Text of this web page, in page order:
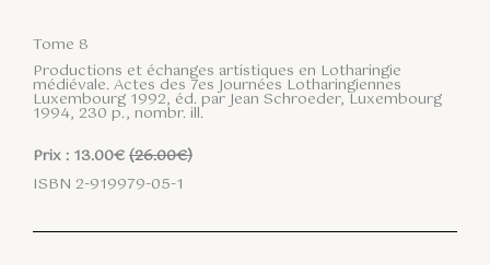
Tome 8
Productions et échanges artistiques en Lotharingie
médiévale. Actes des 7es Journées Lotharingiennes
Luxembourg 1992, éd. par Jean Schroeder, Luxembourg
1994, 230 p., nombr. ill.
Prix : 13.00€(26.00€)
ISBN 2-919979-05-1